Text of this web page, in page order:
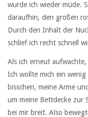
wurde ich wieder müde.
daraufhin, den großen
Durch den Inhalt der
schlief ich recht schnell
Als ich erneut
Ich wollte mich ein
bisschen, meine Arme
um meine Bettdecke zur
bei mir breit. Also